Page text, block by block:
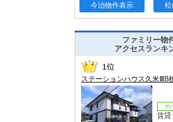
今治物件表示
ファミリー物
アクセスランキ
ステーションハウス久米ⅢB
ア
賃貸